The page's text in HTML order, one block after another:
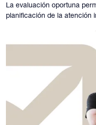
La evaluación oportuna
planificación de la atención